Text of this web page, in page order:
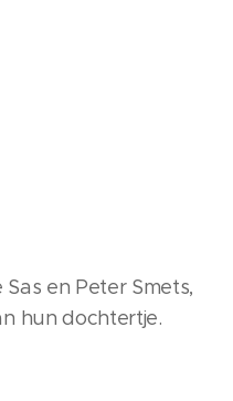
en Peter Smets,
hun dochtertje.